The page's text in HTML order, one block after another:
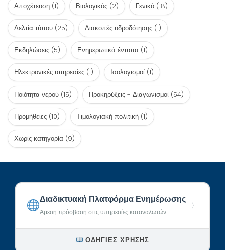
Αποχέτευση (1) Βιολογικός (2) Γενικό (18)
Δελτία τύπου (25) Διακοπές υδροδότησης (1)
Εκδηλώσεις (5) Ενημερωτικά έντυπα (1)
Ηλεκτρονικές υπηρεσίες (1) Ισολογισμοί (1)
Ποιότητα νερού (15) Προκηρύξεις - Διαγωνισμοί (54)
Προμήθειες (10) Τιμολογιακή πολιτική (1)
Χωρίς κατηγορία (9)
Διαδικτυακή Πλατφόρμα Ενημέρωσης
Άμεση πρόσβαση στις υπηρεσίες καταναλωτών
〉
ΟΔΗΓΊΕΣ ΧΡΉΣΗΣ